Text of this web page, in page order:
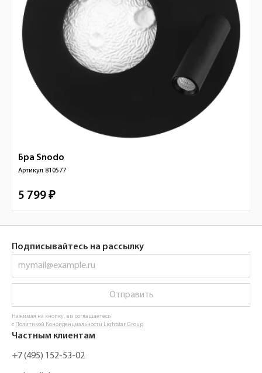
Бра Snodo
Артикул 810577
5 799 ₽
Подписывайтесь на рассылку
Отправить
Нажимая на кнопку, вы соглашаетесь
с Политикой Конфиденциальности Lightstar Group
Частным клиентам
+7 (495) 152-53-02